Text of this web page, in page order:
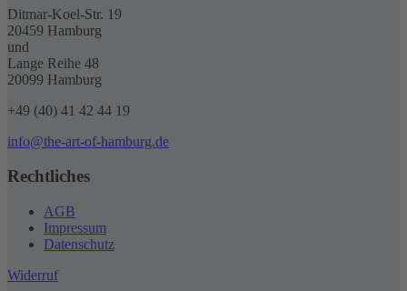
Ditmar-Koel-Str. 19
20459 Hamburg
und
Lange Reihe 48
20099 Hamburg
+49 (40) 41 42 44 19
info@the-art-of-hamburg.de
Rechtliches
AGB
Impressum
Datenschutz
Widerruf